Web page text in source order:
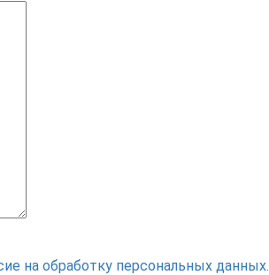
на обработку персональных данных.